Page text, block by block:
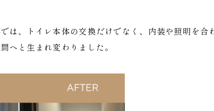
は、トイレ本体の交換だけでなく、内装や照明を合
へと生まれ変わりました。